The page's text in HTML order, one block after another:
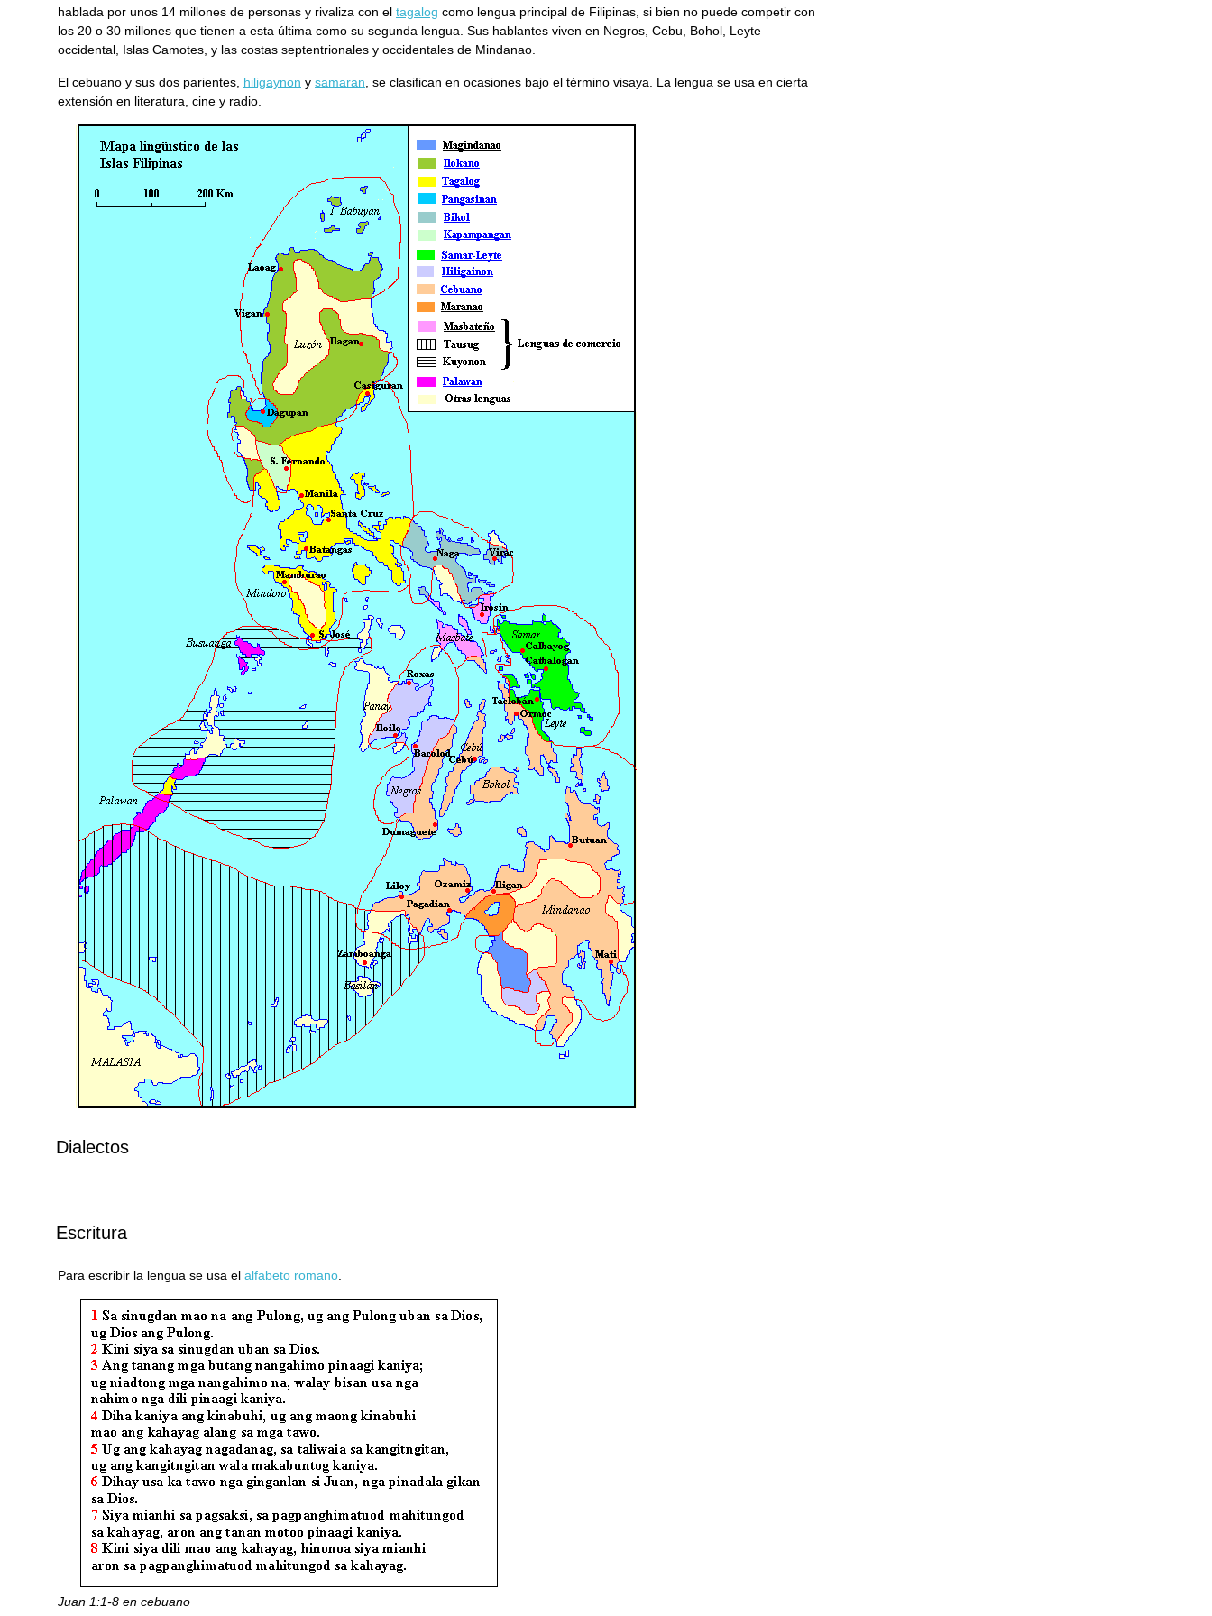
hablada por unos 14 millones de personas y rivaliza con el tagalog como lengua principal de Filipinas, si bien no puede competir con
los 20 o 30 millones que tienen a esta última como su segunda lengua. Sus hablantes viven en Negros, Cebu, Bohol, Leyte
occidental, Islas Camotes, y las costas septentrionales y occidentales de Mindanao.
El cebuano y sus dos parientes, hiligaynon y samaran , se clasifican en ocasiones bajo el término visaya. La lengua se usa en cierta
extensión en literatura, cine y radio.
Dialectos
Escritura
Para escribir la lengua se usa el alfabeto romano
Juan 1:1-8 en cebuano